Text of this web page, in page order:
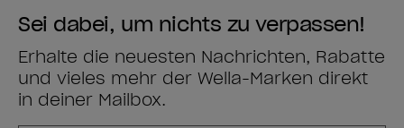
Sei dabei, um nichts zu verpassen!
Erhalte die neuesten Nachrichten, Rabatte
und vieles mehr der Wella-Marken direkt
in deiner Mailbox.